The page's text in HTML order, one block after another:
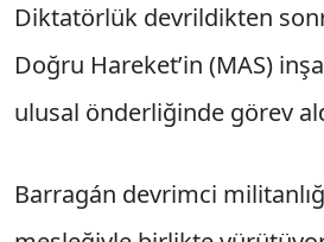
Diktatörlük devrildikten
Doğru Hareket’in (MAS)
ulusal önderliğinde görev
Barragán devrimci